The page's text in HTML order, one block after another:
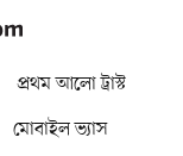
প্রথম আলো ট্রাস্ট
মোবাইল ভ্যাস